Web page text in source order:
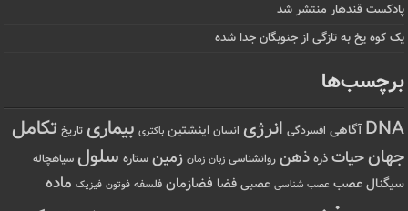
پادکست قندهار منتشر شد
یک کوه یخ به تازگی از جنوبگان جدا شده
برچسب‌ها
DNA آگاهی افسردگی انرژی انسان اینشتین باکتری بیماری تاریخ تکامل
جهانحیات ذره ذهن روانشناسی زبان زمان زمین ستاره سلول سیاهچاله
سیگنال عصب عصب شناسی عصبی فضا فضازمان فلسفه فوتون فیزیک ماده